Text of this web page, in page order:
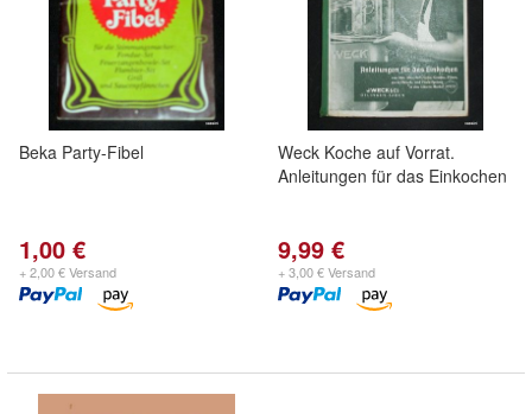
Beka Party-Fibel
1,00 €
+ 2,00 € Versand
Weck Koche auf Vorrat.
Anleitungen für das Einkochen
9,99 €
+ 3,00 € Versand